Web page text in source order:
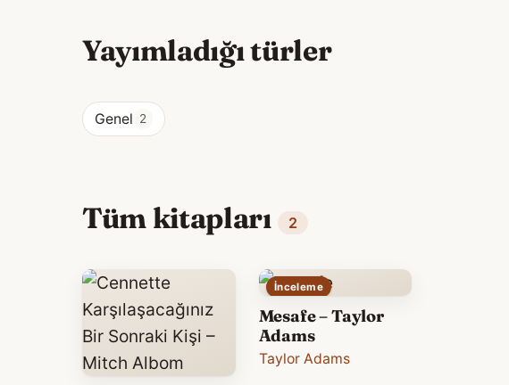
Yayımladığı türler
Genel 2
Tüm kitapları 2
İnceleme
Mesafe – Taylor
Adams
Taylor Adams